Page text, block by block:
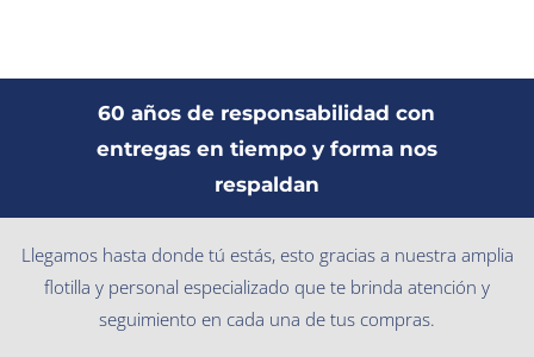
60 años de responsabilidad con
entregas en tiempo y forma nos
respaldan
Llegamos hasta donde tú estás, esto gracias a nuestra amplia
flotilla y personal especializado que te brinda atención y
seguimiento en cada una de tus compras.